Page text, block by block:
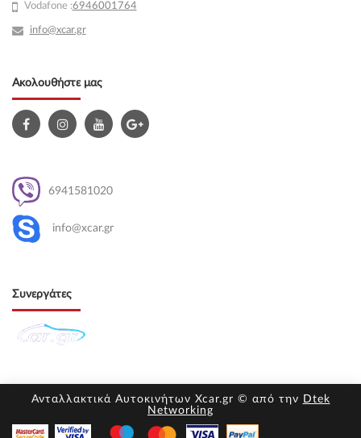
Vodafone :6946001764
info@xcar.gr
Ακολουθήστε μας
6941581020
info@xcar.gr
Συνεργάτες
Ανταλλακτικά Αυτοκινήτων Xcar.gr © από την Dtek
Networking